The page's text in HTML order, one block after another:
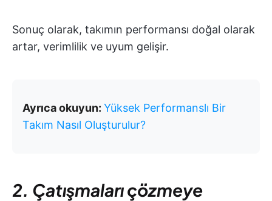
Sonuç olarak, takımın performansı doğal olarak
artar, verimlilik ve uyum gelişir.
Ayrıca okuyun: Yüksek Performanslı Bir
Takım Nasıl Oluşturulur?
2. Çatışmaları çözmeye